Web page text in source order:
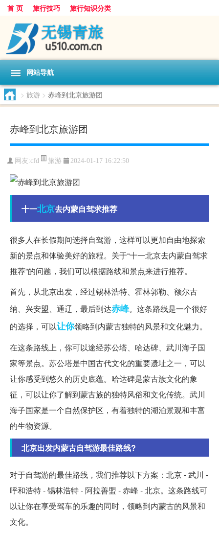
首 页 旅行技巧 旅行知识分类
网站导航
> 旅游 > 赤峰到北京旅游团
赤峰到北京旅游团
网友:cfd 旅游 2024-01-17 16:22:50
十一北京去内蒙自驾求推荐
很多人在长假期间选择自驾游，这样可以更加自由地探索
新的景点和体验美好的旅程。关于“十一北京去内蒙自驾求
推荐”的问题，我们可以根据路线和景点来进行推荐。
首先，从北京出发，经过锡林浩特、霍林郭勒、额尔古
纳、兴安盟、通辽，最后到达赤峰。这条路线是一个很好
的选择，可以让你领略到内蒙古独特的风景和文化魅力。
在这条路线上，你可以途经苏公塔、哈达碑、武川海子国
家等景点。苏公塔是中国古代文化的重要遗址之一，可以
让你感受到悠久的历史底蕴。哈达碑是蒙古族文化的象
征，可以让你了解到蒙古族的独特风俗和文化传统。武川
海子国家是一个自然保护区，有着独特的湖泊景观和丰富
的生物资源。
北京出发内蒙古自驾游最佳路线?
对于自驾游的最佳路线，我们推荐以下方案：北京 - 武川 -
呼和浩特 - 锡林浩特 - 阿拉善盟 - 赤峰 - 北京。这条路线可
以让你在享受驾车的乐趣的同时，领略到内蒙古的风景和
文化。